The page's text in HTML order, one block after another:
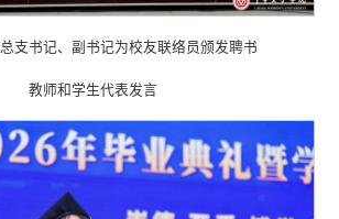
支书记、副书记为校友联络员颁发聘书
教师和学生代表发言